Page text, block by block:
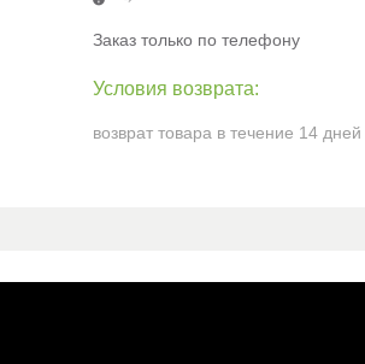
Заказ только по телефону
возврат товара в течение 14 дней